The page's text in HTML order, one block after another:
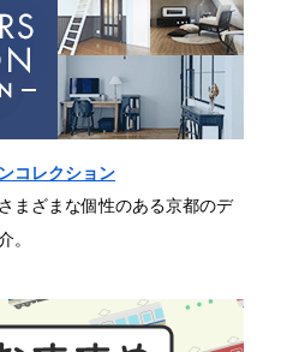
コレクション
まざまな個性のある京都のデ
。